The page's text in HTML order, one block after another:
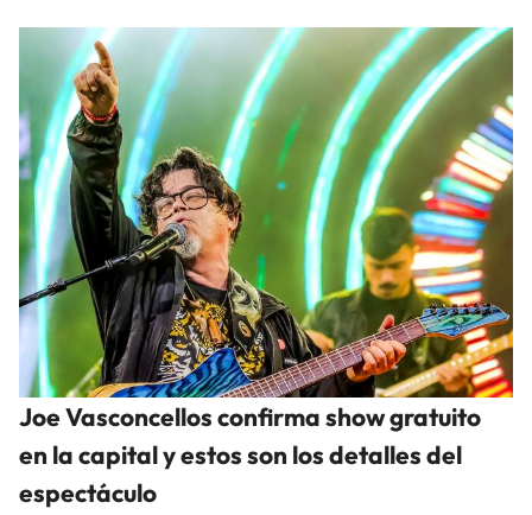
Joe Vasconcellos confirma show gratuito
en la capital y estos son los detalles del
espectáculo